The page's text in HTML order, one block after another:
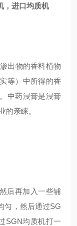
，进口均质机
出物的香料植物
等）中所得的香
中药浸膏是浸膏
的亲睐。
后再加入一些辅
匀，然后通过SG
SGN均质机打一